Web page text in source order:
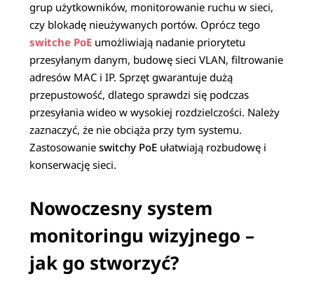
grup użytkowników, monitorowanie ruchu w sieci,
czy blokadę nieużywanych portów. Oprócz tego
switche PoE umożliwiają nadanie priorytetu
przesyłanym danym, budowę sieci VLAN, filtrowanie
adresów MAC i IP.Sprzęt gwarantuje dużą
przepustowość, dlatego sprawdzi się podczas
przesyłania wideo w wysokiej rozdzielczości. Należy
zaznaczyć, że nie obciąża przy tym systemu.
Zastosowanieswitchy PoE ułatwiają rozbudowę i
konserwację sieci.
Nowoczesny system
monitoringu wizyjnego –
jak go stworzyć?